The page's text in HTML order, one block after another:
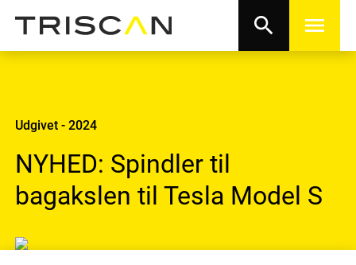
search menu
Udgivet - 2024
NYHED: Spindler til
bagakslen til Tesla Model S